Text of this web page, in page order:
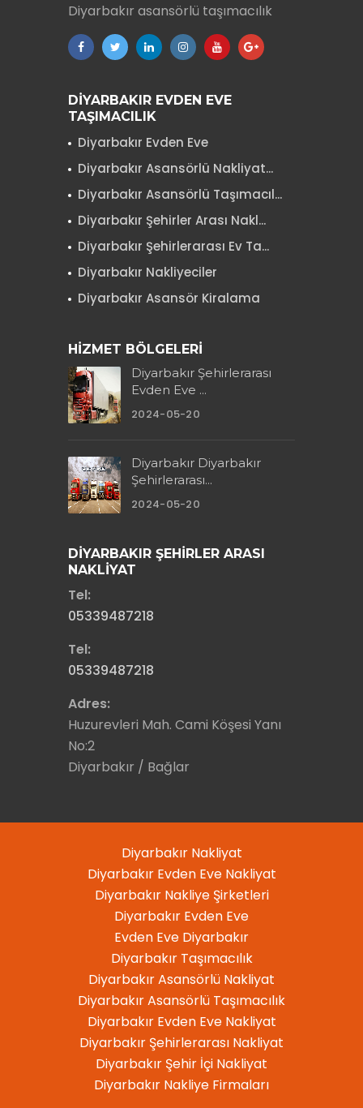
Diyarbakır asansörlü taşımacılık
DİYARBAKIR EVDEN EVE
TAŞIMACILIK
Diyarbakır Evden Eve
Diyarbakır Asansörlü Nakliyat...
Diyarbakır Asansörlü Taşımacıl...
Diyarbakır Şehirler Arası Nakl...
Diyarbakır Şehirlerarası Ev Ta...
Diyarbakır Nakliyeciler
Diyarbakır Asansör Kiralama
HİZMET BÖLGELERİ
Diyarbakır Şehirlerarası
Evden Eve ...
2024-05-20
Diyarbakır Diyarbakır
Şehirlerarası...
2024-05-20
DİYARBAKIR ŞEHİRLER ARASI
NAKLİYAT
Tel:
05339487218
Tel:
05339487218
Adres:
Huzurevleri Mah. Cami Köşesi Yanı
No:2
Diyarbakır / Bağlar
Diyarbakır Nakliyat
Diyarbakır Evden Eve Nakliyat
Diyarbakır Nakliye Şirketleri
Diyarbakır Evden Eve
Evden Eve Diyarbakır
Diyarbakır Taşımacılık
Diyarbakır Asansörlü Nakliyat
Diyarbakır Asansörlü Taşımacılık
Diyarbakır Evden Eve Nakliyat
Diyarbakır Şehirlerarası Nakliyat
Diyarbakır Şehir İçi Nakliyat
Diyarbakır Nakliye Firmaları